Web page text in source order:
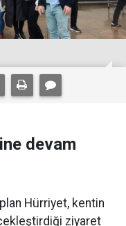
devam
Hürriyet, kentin
ziyaret